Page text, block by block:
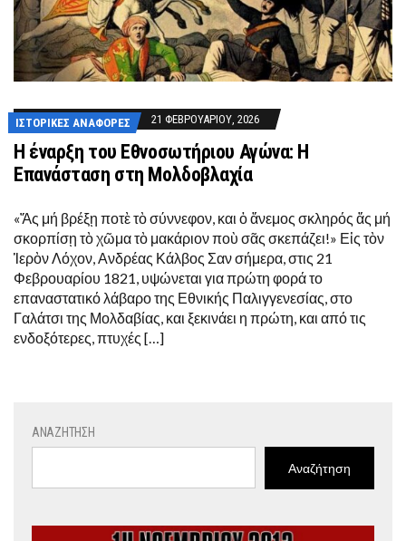
ΙΣΤΟΡΙΚΈΣ ΑΝΑΦΟΡΈΣ 21 ΦΕΒΡΟΥΑΡΊΟΥ, 2026
Η έναρξη του Εθνοσωτήριου Αγώνα: Η
Επανάσταση στη Μολδοβλαχία
«Ἄς μή βρέξῃ ποτὲ τὸ σύννεφον, και ὁ ἄνεμος σκληρός ἄς μή
σκορπίσῃ τὸ χῶμα τὸ μακάριον ποὺ σᾶς σκεπάζει!» Εἰς τὸν
Ἱερὸν Λόχον, Ανδρέας Κάλβος Σαν σήμερα, στις 21
Φεβρουαρίου 1821, υψώνεται για πρώτη φορά το
επαναστατικό λάβαρο της Εθνικής Παλιγγενεσίας, στο
Γαλάτσι της Μολδαβίας, και ξεκινάει η πρώτη, και από τις
ενδοξότερες, πτυχές […]
ΑΝΑΖΉΤΗΣΗ
Αναζήτηση